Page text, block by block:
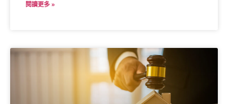
閱讀更多 »